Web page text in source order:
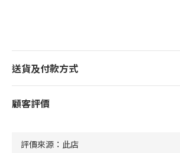
送貨及付款方式
顧客評價